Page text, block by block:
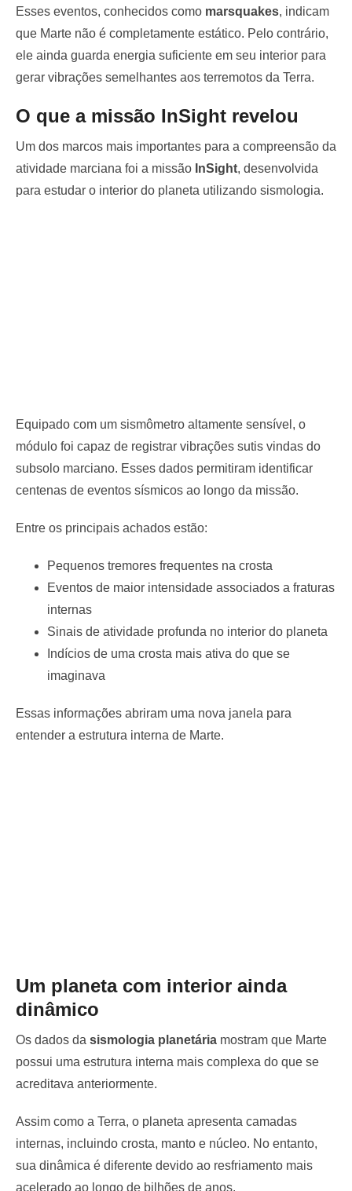
Esses eventos, conhecidos como marsquakes, indicam
que Marte não é completamente estático. Pelo contrário,
ele ainda guarda energia suficiente em seu interior para
gerar vibrações semelhantes aos terremotos da Terra.
O que a missão InSight revelou
Um dos marcos mais importantes para a compreensão da
atividade marciana foi a missão InSight, desenvolvida
para estudar o interior do planeta utilizando sismologia.
Equipado com um sismômetro altamente sensível, o
módulo foi capaz de registrar vibrações sutis vindas do
subsolo marciano. Esses dados permitiram identificar
centenas de eventos sísmicos ao longo da missão.
Entre os principais achados estão:
Pequenos tremores frequentes na crosta
Eventos de maior intensidade associados a fraturas
internas
Sinais de atividade profunda no interior do planeta
Indícios de uma crosta mais ativa do que se
imaginava
Essas informações abriram uma nova janela para
entender a estrutura interna de Marte.
Um planeta com interior ainda
dinâmico
Os dados da sismologia planetária mostram que Marte
possui uma estrutura interna mais complexa do que se
acreditava anteriormente.
Assim como a Terra, o planeta apresenta camadas
internas, incluindo crosta, manto e núcleo. No entanto,
sua dinâmica é diferente devido ao resfriamento mais
acelerado ao longo de bilhões de anos.